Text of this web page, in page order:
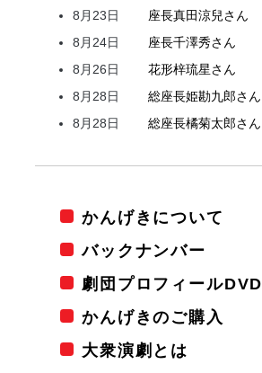
8月23日
座長真田涼兒さん
8月24日
座長千澤秀さん
8月26日
花形梓琉星さん
8月28日
総座長姫勘九郎さん
8月28日
総座長橘菊太郎さん
かんげきについて
バックナンバー
劇団プロフィールDVD
かんげきのご購入
大衆演劇とは